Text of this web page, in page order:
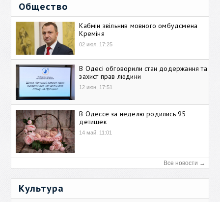
Общество
Кабмін звільнив мовного омбудсмена
Креміня
02 июл, 17:25
В Одесі обговорили стан додержання та
захист прав людини
12 июн, 17:51
В Одессе за неделю родились 95
детишек
14 май, 11:01
Все новости →
Культура